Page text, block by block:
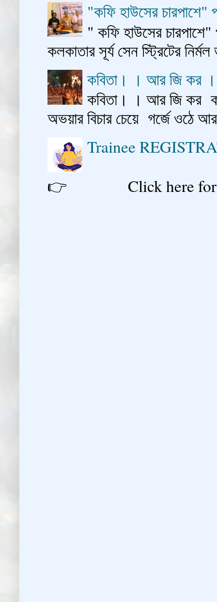
"কফি হাউসের
" কফি হাউসের
কলকাতার সূর্য সেন স্ট্রিটের
কবিতা। । আর জি কর
কবিতা। । আর জি কর
অভয়ার বিচার চেয়ে গর্জে
Trainee
👉 Click here for